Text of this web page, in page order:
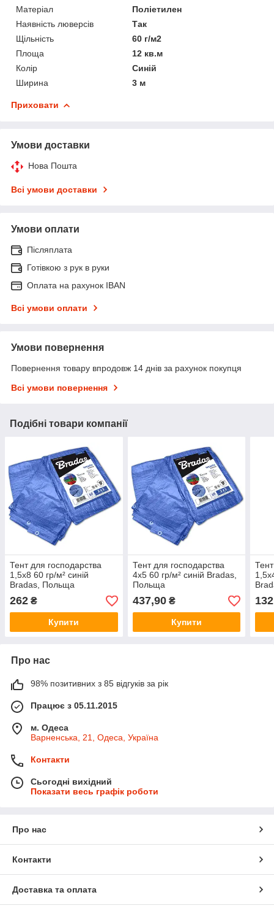
Матеріал
Поліетилен
Наявність люверсів
Так
Щільність
60 г/м2
Площа
12 кв.м
Колір
Синій
Ширина
3 м
Приховати
Умови доставки
Нова Пошта
Всі умови доставки
Умови оплати
Післяплата
Готівкою з рук в руки
Оплата на рахунок IBAN
Всі умови оплати
Умови повернення
Повернення товару впродовж 14 днів за рахунок покупця
Всі умови повернення
Подібні товари компанії
Тент для господарства
1,5х8 60 гр/м² синій
Bradas, Польща
262 ₴
Купити
Тент для господарства
4х5 60 гр/м² синій Bradas,
Польща
437,90₴
Купити
Про нас
98% позитивних з 85 відгуків за рік
Працює з 05.11.2015
м. Одеса
Варненська, 21, Одеса, Україна
Контакти
Сьогодні вихідний
Показати весь графік роботи
Про нас
Контакти
Доставка та оплата